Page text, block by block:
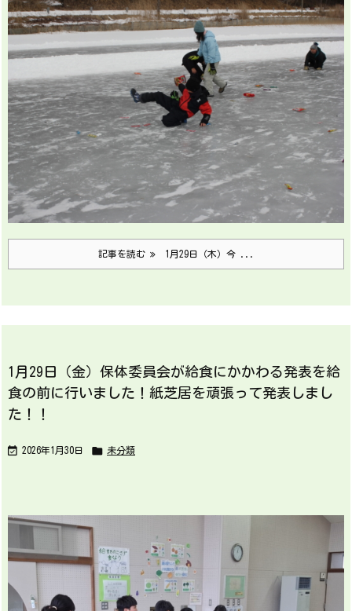
記事を読む 1月29日（木）今 ...
1月29日（金）保体委員会が給食にかかわる発表を給
食の前に行いました！紙芝居を頑張って発表しまし
た！！
 2026年1月30日  未分類